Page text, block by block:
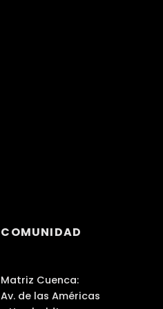
COMUNIDAD
Matriz Cuenca:
Av. de las Américas